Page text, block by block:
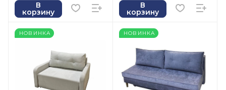
В
корзину
В
корзину
НОВИНКА НОВИНКА